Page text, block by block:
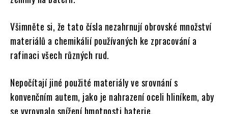
Všimněte si, že tato čísla nezahrnují obrovské množství
materiálů a chemikálií používaných ke zpracování a
rafinaci všech různých rud.
Nepočítají jiné použité materiály ve srovnání s
konvenčním autem, jako je nahrazení oceli hliníkem, aby
se vyrovnalo snížení hmotnosti baterie.